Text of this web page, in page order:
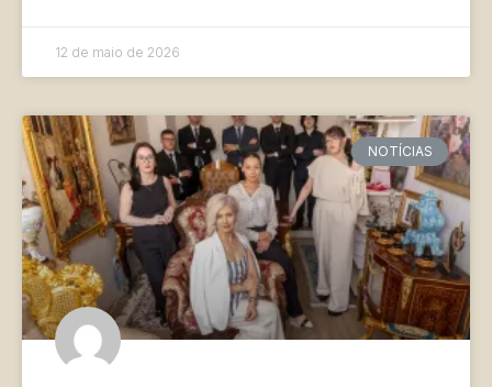
12 de maio de 2026
NOTÍCIAS